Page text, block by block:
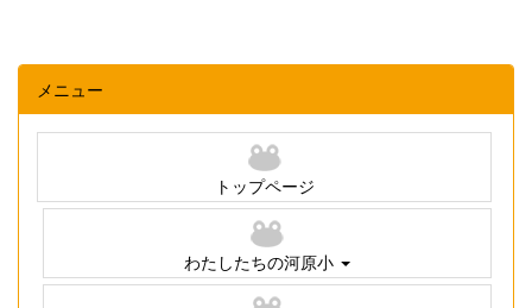
メニュー
トップページ
わたしたちの河原小